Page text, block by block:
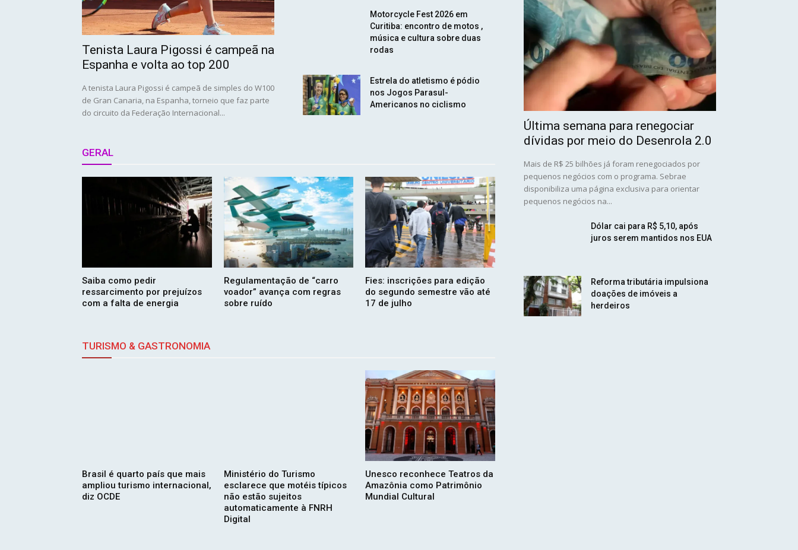
Tenista Laura Pigossi é campeã na
Espanha e volta ao top 200
A tenista Laura Pigossi é campeã de simples do W100
de Gran Canaria, na Espanha, torneio que faz parte
do circuito da Federação Internacional...
Motorcycle Fest 2026 em
Curitiba: encontro de motos ,
música e cultura sobre duas
rodas
Estrela do atletismo é pódio
nos Jogos Parasul-
Americanos no ciclismo
GERAL
Saiba como pedir
ressarcimento por prejuízos
com a falta de energia
Regulamentação de “carro
voador” avança com regras
sobre ruído
Fies: inscrições para edição
do segundo semestre vão até
17 de julho
TURISMO & GASTRONOMIA
Brasil é quarto país que mais
ampliou turismo internacional,
diz OCDE
Ministério do Turismo
esclarece que motéis típicos
não estão sujeitos
automaticamente à FNRH
Digital
Unesco reconhece Teatros da
Amazônia como Patrimônio
Mundial Cultural
Última semana para renegociar
dívidas por meio do Desenrola 2.0
Mais de R$ 25 bilhões já foram renegociados por
pequenos negócios com o programa. Sebrae
disponibiliza uma página exclusiva para orientar
pequenos negócios na...
Dólar cai para R$ 5,10, após
juros serem mantidos nos EUA
Reforma tributária impulsiona
doações de imóveis a
herdeiros